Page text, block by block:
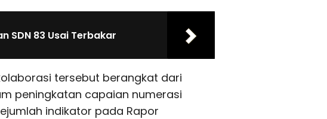
SDN 83 Usai Terbakar
tersebut berangkat dari
peningkatan capaian numerasi
indikator pada Rapor